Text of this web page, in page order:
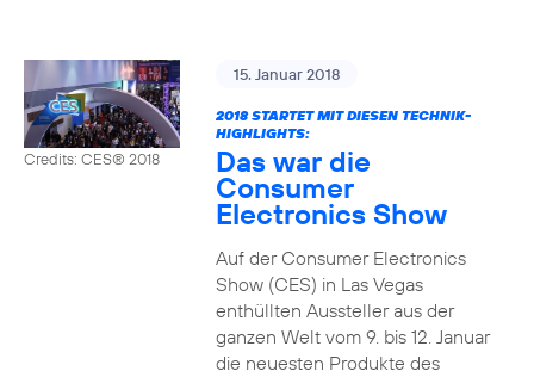
Credits: CES® 2018
15. Januar 2018
2018 STARTET MIT DIESEN TECHNIK-
HIGHLIGHTS:
Das war die
Consumer
Electronics Show
Auf der Consumer Electronics
Show (CES) in Las Vegas
enthüllten Aussteller aus der
ganzen Welt vom 9. bis 12. Januar
die neuesten Produkte des